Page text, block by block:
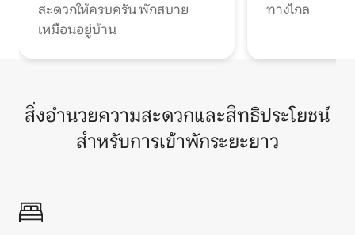
สะดวกให้ครบครัน พักสบาย
เหมือนอยู่บ้าน
ทางไกล
สิ่งอำนวยความสะดวกและสิทธิประโยชน์
สำหรับการเข้าพักระยะยาว